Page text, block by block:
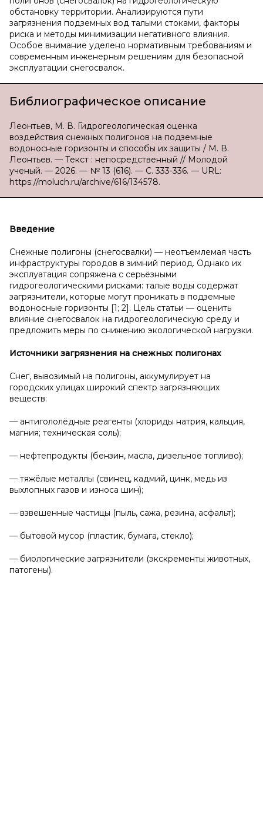
обстановку территории. Анализируются пути
загрязнения подземных вод талыми стоками, факторы
риска и методы минимизации негативного влияния.
Особое внимание уделено нормативным требованиям и
современным инженерным решениям для безопасной
эксплуатации снегосвалок.
Библиографическое описание
Леонтьев, М. В. Гидрогеологическая оценка
воздействия снежных полигонов на подземные
водоносные горизонты и способы их защиты / М. В.
Леонтьев. — Текст : непосредственный // Молодой
ученый. — 2026. — № 13 (616). — С. 333-336. — URL:
https://moluch.ru/archive/616/134578.
Введение
Снежные полигоны (снегосвалки) — неотъемлемая часть
инфраструктуры городов в зимний период. Однако их
эксплуатация сопряжена с серьёзными
гидрогеологическими рисками: талые воды содержат
загрязнители, которые могут проникать в подземные
водоносные горизонты [1; 2]. Цель статьи — оценить
влияние снегосвалок на гидрогеологическую среду и
предложить меры по снижению экологической нагрузки.
Источники загрязнения на снежных полигонах
Снег, вывозимый на полигоны, аккумулирует на
городских улицах широкий спектр загрязняющих
веществ:
— антигололёдные реагенты (хлориды натрия, кальция,
магния; техническая соль);
— нефтепродукты (бензин, масла, дизельное топливо);
— тяжёлые металлы (свинец, кадмий, цинк, медь из
выхлопных газов и износа шин);
— взвешенные частицы (пыль, сажа, резина, асфальт);
— бытовой мусор (пластик, бумага, стекло);
— биологические загрязнители (экскременты животных,
патогены).